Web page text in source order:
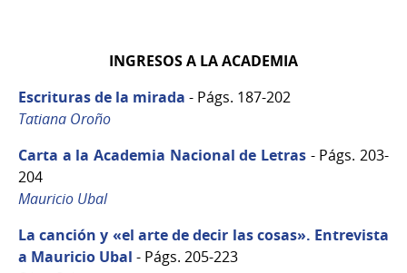
INGRESOS A LA ACADEMIA
Escrituras de la mirada - Págs. 187-202
Tatiana Oroño
Carta a la Academia Nacional de Letras - Págs. 203-
204
Mauricio Ubal
La canción y «el arte de decir las cosas». Entrevista
a Mauricio Ubal - Págs. 205-223